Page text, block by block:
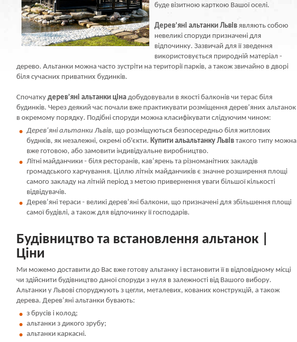
буде візитною карткою Вашої оселі.
Дерев’яні альтанки Львів являють собою
невеликі споруди призначені для
відпочинку. Зазвичай для її зведення
використовується природній матеріал -
дерево. Альтанки можна часто зустріти на території парків, а також звичайно в дворі
біля сучасних приватних будинків.
Спочатку дерев’яні альтанки ціна добудовували в якості балконів чи терас біля
будинків. Через деякий час почали вже практикувати розміщення дерев’яних альтанок
в окремому порядку. Подібні споруди можна класифікувати слідуючим чином:
Дерев’яні альтанки Львів, що розміщуються безпосередньо біля житлових
буднків, як незалежні, окремі об'єкти. Купити альальтанку Львів такого типу можна
вже готовою, або замовити індивідуальне виробництво.
Літні майданчики - біля ресторанів, кав’ярень та різноманітних закладів
громадського харчування. Ціллю літніх майданчиків є значне розширення площі
самого закладу на літній період з метою привернення уваги більшої кількості
відвідувачів.
Дерев’яні тераси - великі дерев’яні балкони, що призначені для збільшення площі
самої будівлі, а також для відпочинку її господарів.
Будівництво та встановлення альтанок |
Ціни
Ми можемо доставити до Вас вже готову альтанку і встановити її в відповідному місці
чи здійснити будівництво даної споруди з нуля в залежності від Вашого вибору.
Альтанки у Львові споруджують з цегли, металевих, кованих конструкцій, а також
дерева. Дерев’яні альтанки бувають:
з брусів і колод;
альтанки з дикого зрубу;
альтанки каркасні.